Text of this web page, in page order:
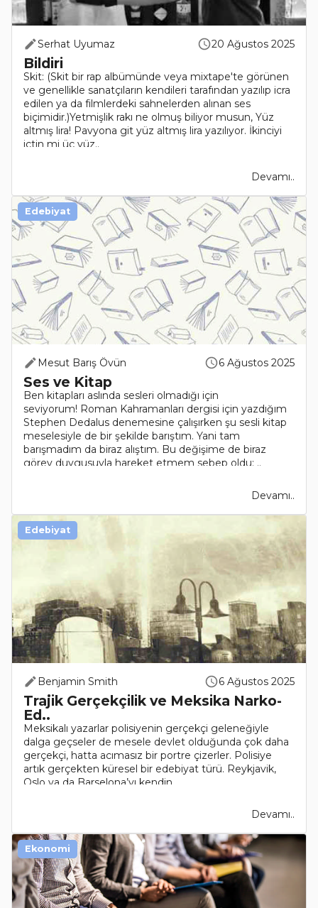
Serhat Uyumaz 20 Ağustos 2025
Bildiri
Skit: (Skit bir rap albümünde veya mixtape'te görünen
ve genellikle sanatçıların kendileri tarafından yazılıp icra
edilen ya da filmlerdeki sahnelerden alınan ses
biçimidir.)Yetmişlik rakı ne olmuş biliyor musun, Yüz
altmış lira! Pavyona git yüz altmış lira yazılıyor. İkinciyi
içtin mi üç yüz..
Devamı..
Mesut Barış Övün 6 Ağustos 2025
Ses ve Kitap
Ben kitapları aslında sesleri olmadığı için
seviyorum! Roman Kahramanları dergisi için yazdığım
Stephen Dedalus denemesine çalışırken şu sesli kitap
meselesiyle de bir şekilde barıştım. Yani tam
barışmadım da biraz alıştım. Bu değişime de biraz
görev duygusuyla hareket etmem sebep oldu: ..
Devamı..
Edebiyat
Benjamin Smith 6 Ağustos 2025
Trajik Gerçekçilik ve Meksika Narko-
Ed..
Meksikalı yazarlar polisiyenin gerçekçi geleneğiyle
dalga geçseler de mesele devlet olduğunda çok daha
gerçekçi, hatta acımasız bir portre çizerler. Polisiye
artık gerçekten küresel bir edebiyat türü. Reykjavik,
Oslo ya da Barselona’yı kendin..
Devamı..
Edebiyat
Ekonomi